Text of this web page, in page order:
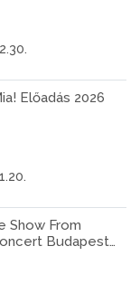
Előadás 2026
Show From
Budapest